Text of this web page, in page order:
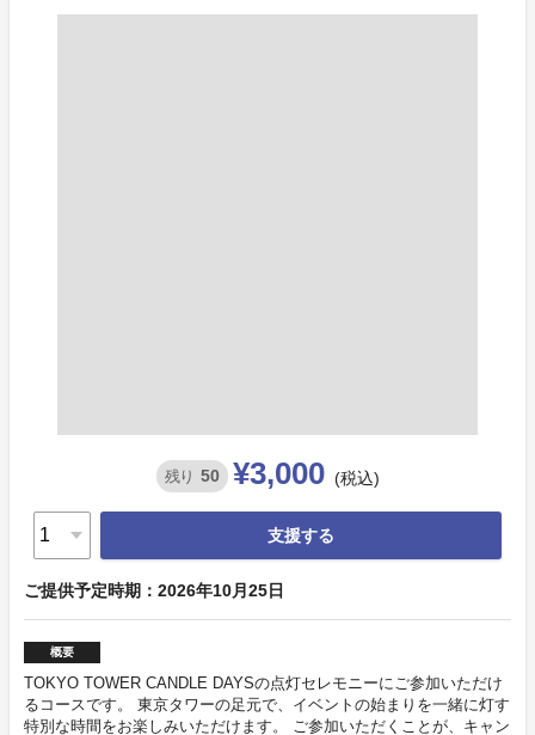
残り 50 ¥3,000 (税込)
支援する
ご提供予定時期：2026年10月25日
概要
TOKYO TOWER CANDLE DAYSの点灯セレモニーにご参加いただけ
るコースです。 東京タワーの足元で、イベントの始まりを一緒に灯す
特別な時間をお楽しみいただけます。 ご参加いただくことが、キャン